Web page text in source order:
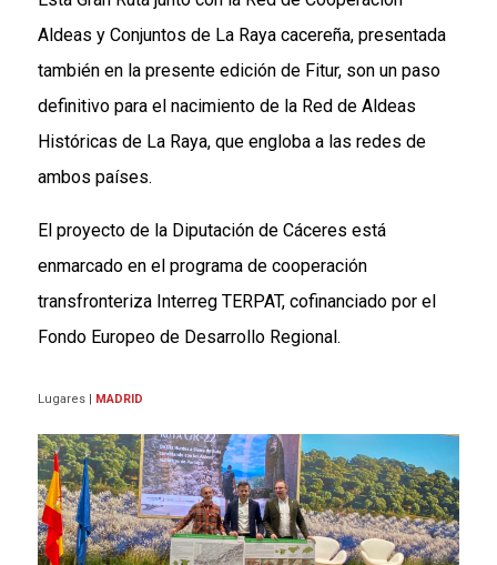
Aldeas y Conjuntos de La Raya cacereña, presentada
también en la presente edición de Fitur, son un paso
definitivo para el nacimiento de la Red de Aldeas
Históricas de La Raya, que engloba a las redes de
ambos países.
El proyecto de la Diputación de Cáceres está
enmarcado en el programa de cooperación
transfronteriza Interreg TERPAT, cofinanciado por el
Fondo Europeo de Desarrollo Regional.
Lugares MADRID